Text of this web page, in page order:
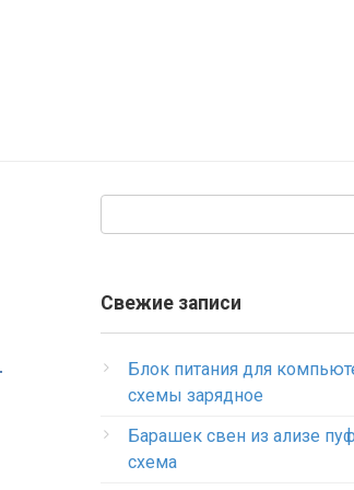
Свежие записи
Блок питания для
схемы зарядное
Барашек свен из ализе
схема